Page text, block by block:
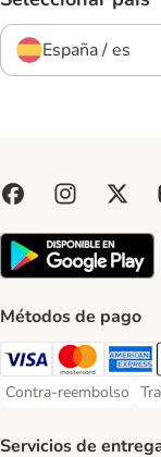
España / es
Métodos de pago
Visa Payment Method
Mastercard
Contra-reembolso
Contra-reembolso
Servicios de